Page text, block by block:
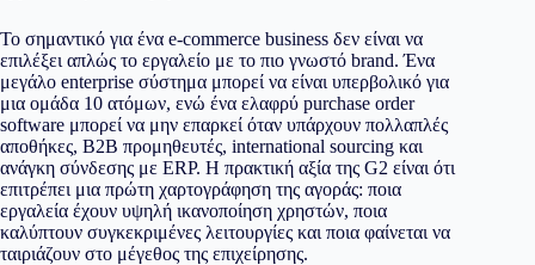
Το σημαντικό για ένα e-commerce business δεν είναι να
επιλέξει απλώς το εργαλείο με το πιο γνωστό brand. Ένα
μεγάλο enterprise σύστημα μπορεί να είναι υπερβολικό για
μια ομάδα 10 ατόμων, ενώ ένα ελαφρύ purchase order
software μπορεί να μην επαρκεί όταν υπάρχουν πολλαπλές
αποθήκες, B2B προμηθευτές, international sourcing και
ανάγκη σύνδεσης με ERP. Η πρακτική αξία της G2 είναι ότι
επιτρέπει μια πρώτη χαρτογράφηση της αγοράς: ποια
εργαλεία έχουν υψηλή ικανοποίηση χρηστών, ποια
καλύπτουν συγκεκριμένες λειτουργίες και ποια φαίνεται να
ταιριάζουν στο μέγεθος της επιχείρησης.